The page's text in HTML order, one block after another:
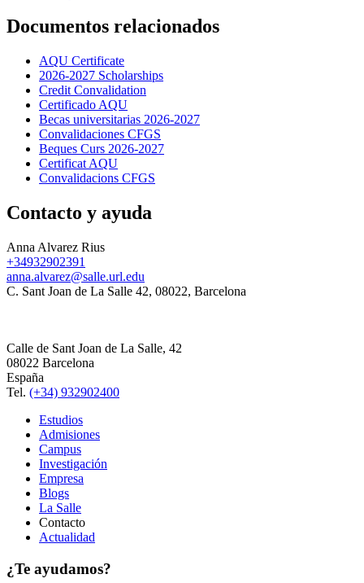
Documentos relacionados
AQU Certificate
2026-2027 Scholarships
Credit Convalidation
Certificado AQU
Becas universitarias 2026-2027
Convalidaciones CFGS
Beques Curs 2026-2027
Certificat AQU
Convalidacions CFGS
Contacto y ayuda
Anna Alvarez Rius
+34932902391
anna.alvarez@salle.url.edu
C. Sant Joan de La Salle 42, 08022, Barcelona
Calle de Sant Joan de La Salle, 42
08022 Barcelona
España
Tel. (+34) 932902400
Estudios
Admisiones
Campus
Investigación
Empresa
Blogs
La Salle
Contacto
Actualidad
¿Te ayudamos?